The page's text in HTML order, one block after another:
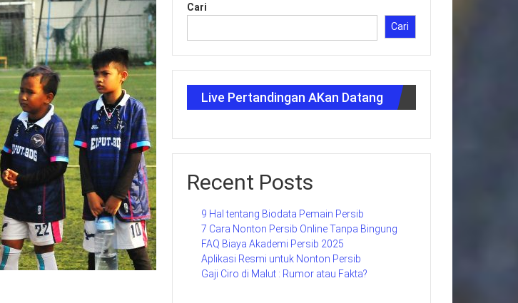
Cari
Cari
Live Pertandingan AKan Datang
Recent Posts
9 Hal tentang Biodata Pemain Persib
7 Cara Nonton Persib Online Tanpa Bingung
FAQ Biaya Akademi Persib 2025
Aplikasi Resmi untuk Nonton Persib
Gaji Ciro di Malut : Rumor atau Fakta?